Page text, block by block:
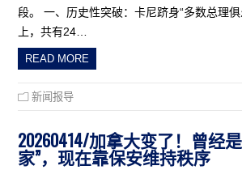
段。 一、历史性突破：卡尼跻身“多数总理
上，共有24…
READ MORE
新闻报导
20260414/加拿大变了！曾经
家”，现在靠保安维持秩序